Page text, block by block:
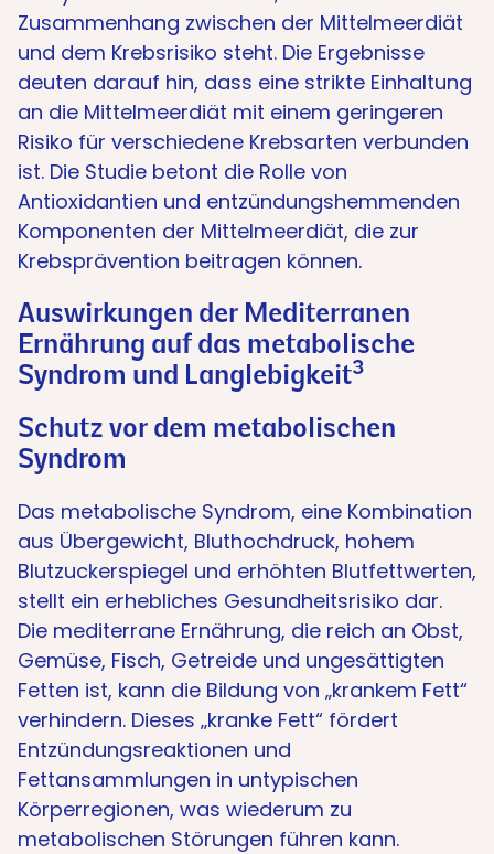
Zusammenhang zwischen der Mittelmeerdiät
und dem Krebsrisiko steht. Die Ergebnisse
deuten darauf hin, dass eine strikte Einhaltung
an die Mittelmeerdiät mit einem geringeren
Risiko für verschiedene Krebsarten verbunden
ist. Die Studie betont die Rolle von
Antioxidantien und entzündungshemmenden
Komponenten der Mittelmeerdiät, die zur
Krebsprävention beitragen können.
Auswirkungen der Mediterranen
Ernährung auf das metabolische
Syndrom und Langlebigkeit3
Schutz vor dem metabolischen
Syndrom
Das metabolische Syndrom, eine Kombination
aus Übergewicht, Bluthochdruck, hohem
Blutzuckerspiegel und erhöhten Blutfettwerten,
stellt ein erhebliches Gesundheitsrisiko dar.
Die mediterrane Ernährung, die reich an Obst,
Gemüse, Fisch, Getreide und ungesättigten
Fetten ist, kann die Bildung von „krankem Fett“
verhindern. Dieses „kranke Fett“ fördert
Entzündungsreaktionen und
Fettansammlungen in untypischen
Körperregionen, was wiederum zu
metabolischen Störungen führen kann.